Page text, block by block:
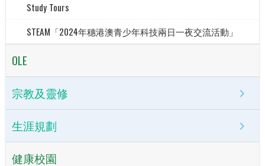
Study Tours
STEAM「2024年穗港澳青少年科技兩日一夜交流活動」
OLE
宗教及靈修
生涯規劃
健康校園